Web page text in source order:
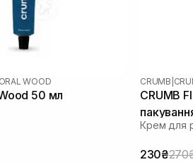
WOOD
50 мл
CRUMB
CRUMB
Крем для
230₴